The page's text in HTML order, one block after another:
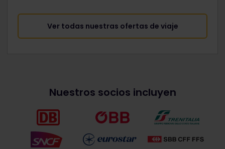
Ver todas nuestras ofertas de viaje
Nuestros socios incluyen